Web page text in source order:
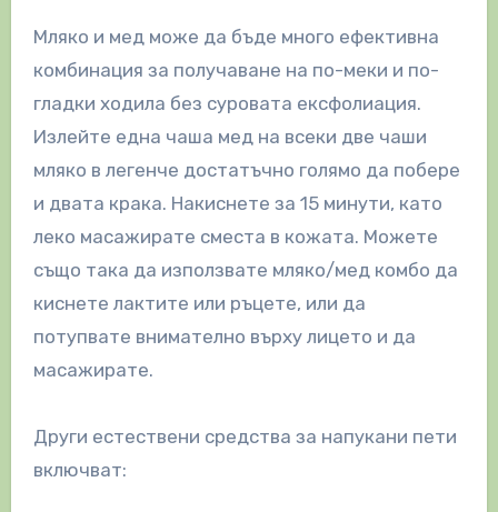
Мляко и мед може да бъде много ефективна
комбинация за получаване на по-меки и по-
гладки ходила без суровата ексфолиация.
Излейте една чаша мед на всеки две чаши
мляко в легенче достатъчно голямо да побере
и двата крака. Накиснете за 15 минути, като
леко масажирате сместа в кожата. Можете
също така да използвате мляко/мед комбо да
киснете лактите или ръцете, или да
потупвате внимателно върху лицето и да
масажирате.
Други естествени средства за напукани пети
включват: